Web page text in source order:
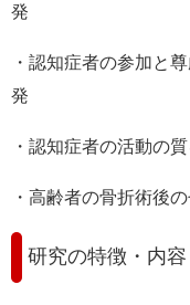
発
・認知症者の参加と
発
・認知症者の活動の
・高齢者の骨折術後
研究の特徴・内容